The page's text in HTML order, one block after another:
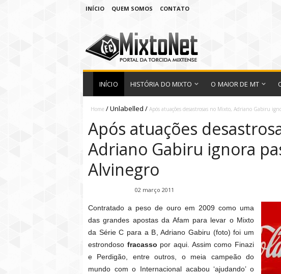
INÍCIO QUEM SOMOS CONTATO
INÍCIO HISTÓRIA DO MIXTO O MAIOR DE MT
Home /Unlabelled / Após atuações desastrosas no Mixto, Adriano Gabiru
Após atuações
Adriano Gabiru ignora
Alvinegro
02 março 2011
Contratado a peso de ouro em 2009 como uma
das grandes apostas da Afam para levar o Mixto
da Série C para a B, Adriano Gabiru (foto) foi um
estrondoso fracasso por aqui. Assim como Finazi
e Perdigão, entre outros, o meia campeão do
mundo com o Internacional acabou ‘ajudando’ o